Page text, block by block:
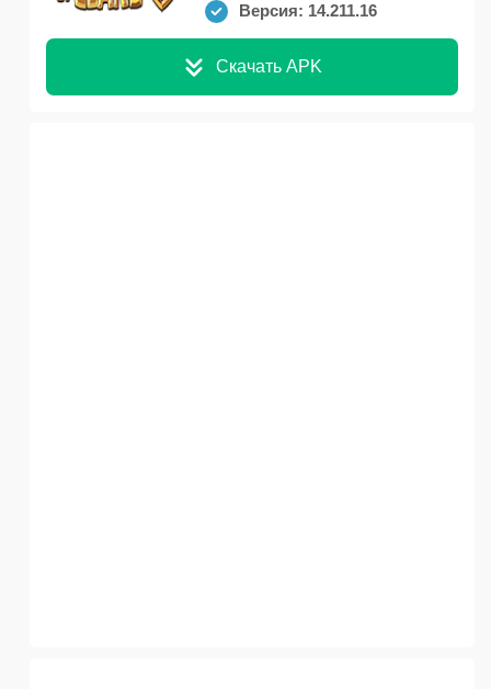
Версия: 14.211.16
Скачать APK